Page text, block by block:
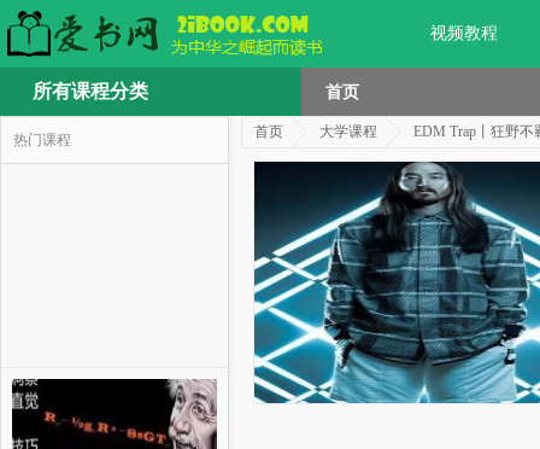
视频教程
所有课程分类 首页
热门课程 首页 大学课程 EDM Trap丨狂野不